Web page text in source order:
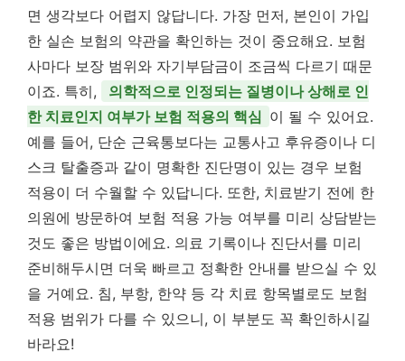
면 생각보다 어렵지 않답니다. 가장 먼저, 본인이 가입
한 실손 보험의 약관을 확인하는 것이 중요해요. 보험
사마다 보장 범위와 자기부담금이 조금씩 다르기 때문
이죠. 특히,
의학적으로 인정되는 질병이나 상해로 인
한 치료인지 여부가 보험 적용의 핵심 이 될 수 있어요.
예를 들어, 단순 근육통보다는 교통사고 후유증이나 디
스크 탈출증과 같이 명확한 진단명이 있는 경우 보험
적용이 더 수월할 수 있답니다. 또한, 치료받기 전에 한
의원에 방문하여 보험 적용 가능 여부를 미리 상담받는
것도 좋은 방법이에요. 의료 기록이나 진단서를 미리
준비해두시면 더욱 빠르고 정확한 안내를 받으실 수 있
을 거예요. 침, 부항, 한약 등 각 치료 항목별로도 보험
적용 범위가 다를 수 있으니, 이 부분도 꼭 확인하시길
바라요!